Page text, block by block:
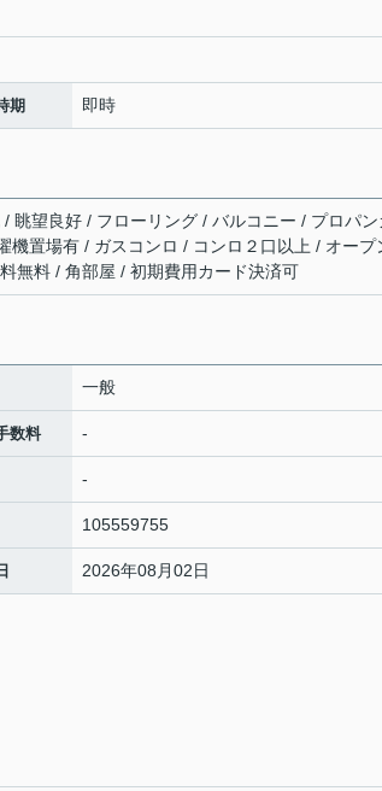
期 即時
眺望良好 / フローリング / バルコニー / プロパン
機置場有 / ガスコンロ / コンロ２口以上 / オープ
無料 / 角部屋 / 初期費用カード決済可
一般
数料 -
-
105559755
2026年08月02日